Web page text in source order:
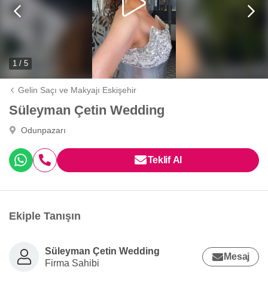
1 / 5
Gelin Saçı ve Makyajı Eskişehir
Süleyman Çetin Wedding
Odunpazarı
Teklif Al
Ekiple Tanışın
Süleyman Çetin Wedding
Firma Sahibi
Mesaj